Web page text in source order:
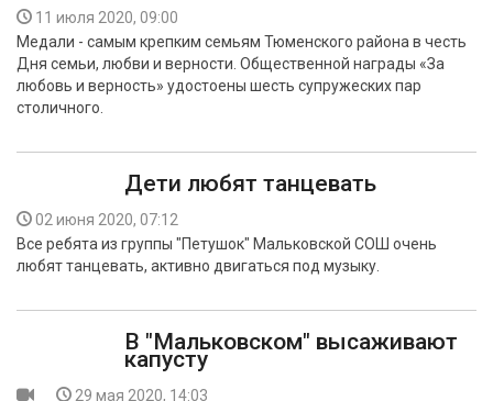
11 июля 2020, 09:00
Медали - самым крепким семьям Тюменского района в честь
Дня семьи, любви и верности. Общественной награды «За
любовь и верность» удостоены шесть супружеских пар
столичного.
Дети любят танцевать
02 июня 2020, 07:12
Все ребята из группы "Петушок" Мальковской СОШ очень
любят танцевать, активно двигаться под музыку.
В "Мальковском" высаживают
капусту
29 мая 2020, 14:03